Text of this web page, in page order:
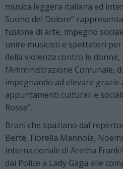
musica leggera italiana ed
Suono del Dolore”
fusione di arte, impegno
unire musicisti e spettatori
della violenza contro le donne,
l’Amministrazione Comunale,
impegnando ad elevare grazie
appuntamenti culturali e
Rosse”.
Brani che spaziano dal
Bertè, Fiorella Mannoia,
internazionale di Aretha
dai Police a Lady Gaga alle